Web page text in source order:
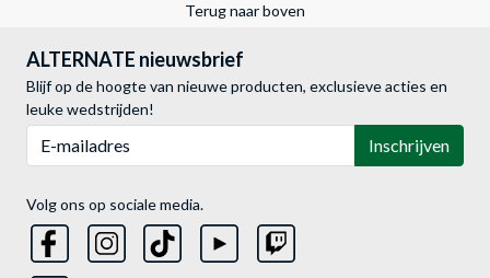
Terug naar boven
ALTERNATE nieuwsbrief
Blijf op de hoogte van nieuwe producten, exclusieve acties en
leuke wedstrijden!
Inschrijven
Volg ons op sociale media.